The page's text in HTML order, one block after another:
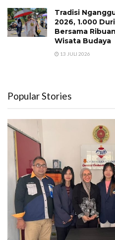
Tradisi
2026, 1.000
Bersama
Wisata Budaya
13 JULI 2026
Popular Stories